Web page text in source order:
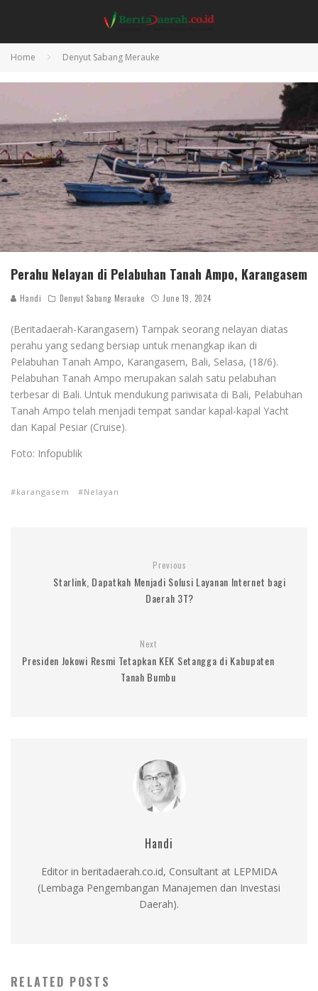
Home Denyut Sabang Merauke
Perahu Nelayan di Pelabuhan Tanah Ampo, Karangasem
Handi Denyut Sabang Merauke June 19, 2024
(Beritadaerah-Karangasem) Tampak seorang nelayan diatas
perahu yang sedang bersiap untuk menangkap ikan di
Pelabuhan Tanah Ampo, Karangasem, Bali, Selasa, (18/6).
Pelabuhan Tanah Ampo merupakan salah satu pelabuhan
terbesar di Bali. Untuk mendukung pariwisata di Bali, Pelabuhan
Tanah Ampo telah menjadi tempat sandar kapal-kapal Yacht
dan Kapal Pesiar (Cruise).
Foto: Infopublik
karangasem Nelayan
Previous
Starlink, Dapatkah Menjadi Solusi Layanan Internet bagi
Daerah 3T?
Next
Presiden Jokowi Resmi Tetapkan KEK Setangga di Kabupaten
Tanah Bumbu
Handi
Editor in beritadaerah.co.id, Consultant at LEPMIDA
(Lembaga Pengembangan Manajemen dan Investasi
Daerah).
RELATED POSTS